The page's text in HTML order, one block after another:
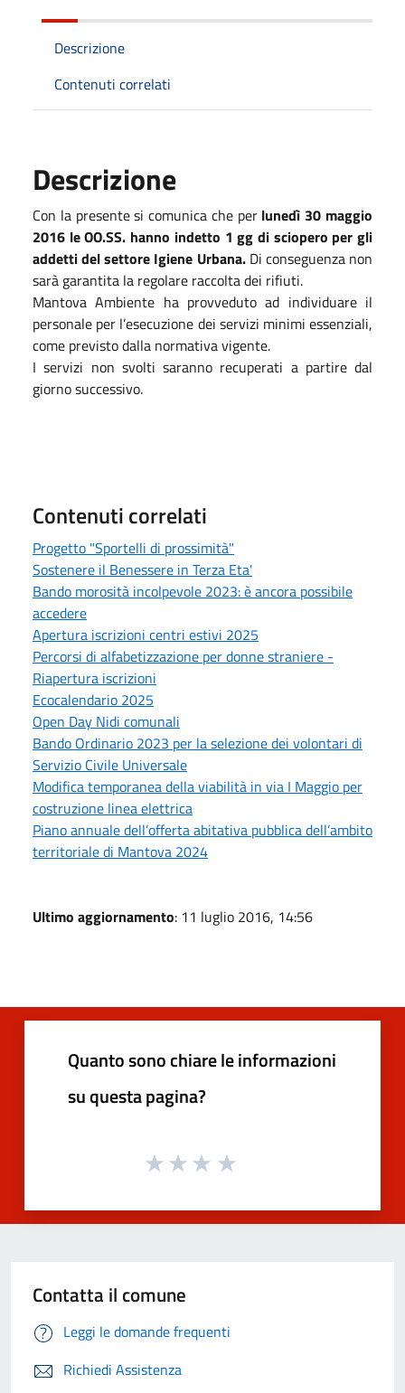
Descrizione
Contenuti correlati
Descrizione
Con la presente si comunica che per lunedì 30 maggio
2016 le OO.SS. hanno indetto 1 gg di sciopero per gli
addetti del settore Igiene Urbana.Di conseguenza non
sarà garantita la regolare raccolta dei rifiuti.
Mantova Ambiente ha provveduto ad individuare il
personale per l’esecuzione dei servizi minimi essenziali,
come previsto dalla normativa vigente.
I servizi non svolti saranno recuperati a partire dal
giorno successivo.
Contenuti correlati
Progetto "Sportelli di prossimità"
Sostenere il Benessere in Terza Eta'
Bando morosità incolpevole 2023: è ancora possibile
accedere
Apertura iscrizioni centri estivi 2025
Percorsi di alfabetizzazione per donne straniere -
Riapertura iscrizioni
Ecocalendario 2025
Open Day Nidi comunali
Bando Ordinario 2023 per la selezione dei volontari di
Servizio Civile Universale
Modifica temporanea della viabilità in via I Maggio per
costruzione linea elettrica
Piano annuale dell’offerta abitativa pubblica dell’ambito
territoriale di Mantova 2024
Ultimo aggiornamento: 11 luglio 2016, 14:56
Quanto sono chiare le informazioni
su questa pagina?
Contatta il comune
Leggi le domande frequenti
Richiedi Assistenza